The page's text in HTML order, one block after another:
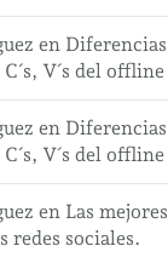
en
C´s, V´s del
en
C´s, V´s del
en Las
redes sociales.